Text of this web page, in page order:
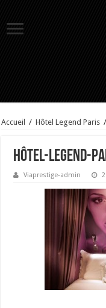
Accueil / Hôtel Legend Paris /
Hôtel-Legend-
Viaprestige-admin